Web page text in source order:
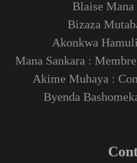
Blaise Mana
Bizaza
Akonkwa
Mana Sankara :
Akime Muhaya :
Byenda